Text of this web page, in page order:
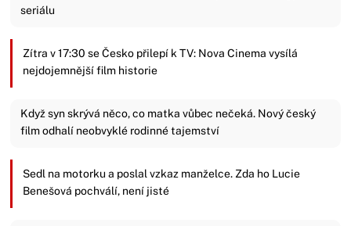
seriálu
Zítra v 17:30 se Česko přilepí k TV: Nova Cinema vysílá
nejdojemnější film historie
Když syn skrývá něco, co matka vůbec nečeká. Nový český
film odhalí neobvyklé rodinné tajemství
Sedl na motorku a poslal vzkaz manželce. Zda ho Lucie
Benešová pochválí, není jisté